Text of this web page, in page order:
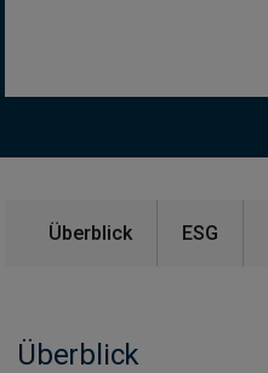
Überblick ESG
Überblick